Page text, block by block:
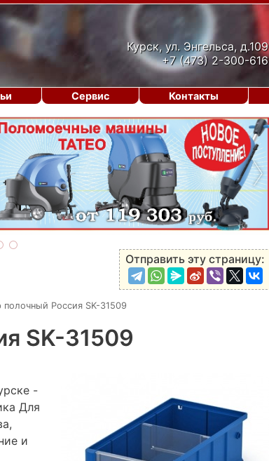
Курск, ул. Энгельса, д.109
+7 (473) 2-300-616
›
Отправить эту страницу:
полочный Россия SK-31509
SK-31509
-
Для
и
Сервис Контакты